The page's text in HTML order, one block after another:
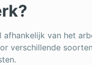
van het
verschillende soorten